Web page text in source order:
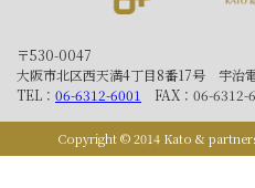
〒530-0047
大阪市北区西天満4丁目8番17号 宇治
TEL： 06-6312-6001 FAX：06-6312-
Copyright © 2014 Kato &